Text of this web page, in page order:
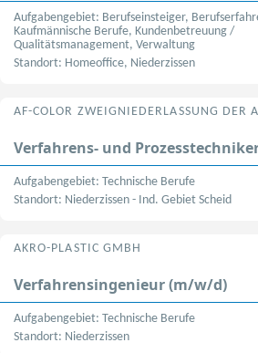
Aufgabengebiet: Berufseinsteiger,
Kaufmännische Berufe, Kundenbetreuung /
Qualitätsmanagement, Verwaltung
Standort: Homeoffice, Niederzissen
AF-COLOR ZWEIGNIEDERLASSUNG DER
Verfahrens- und
Aufgabengebiet: Technische Berufe
Standort: Niederzissen - Ind. Gebiet Scheid
AKRO-PLASTIC GMBH
Verfahrensingenieur (m/w/d)
Aufgabengebiet: Technische Berufe
Standort: Niederzissen